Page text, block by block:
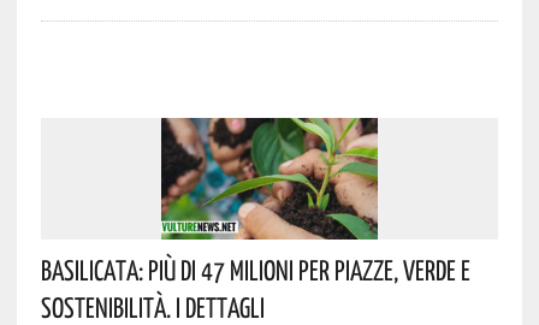
Basilicata: Più Di 47 Milioni Per Piazze, Verde E
Sostenibilità. I Dettagli